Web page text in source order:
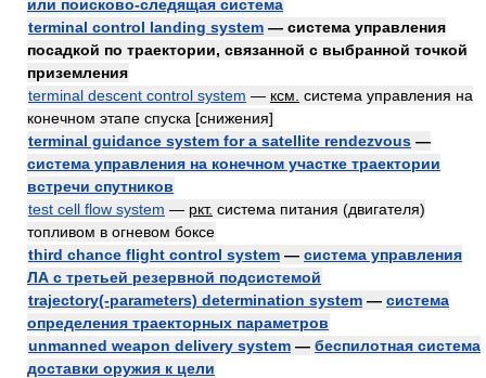
или поисково-следящая система
terminal control landing system — система управления
посадкой по траектории, связанной с выбранной точкой
приземления
terminal descent control system — ксм. система управления на
конечном этапе спуска [снижения]
terminal guidance system for a satellite rendezvous —
система управления на конечном участке траектории
встречи спутников
test cell flow system — ркт. система питания (двигателя)
топливом в огневом боксе
third chance flight control system — система управления
ЛА с третьей резервной подсистемой
trajectory(-parameters) determination system — система
определения траекторных параметров
unmanned weapon delivery system — беспилотная система
доставки оружия к цели